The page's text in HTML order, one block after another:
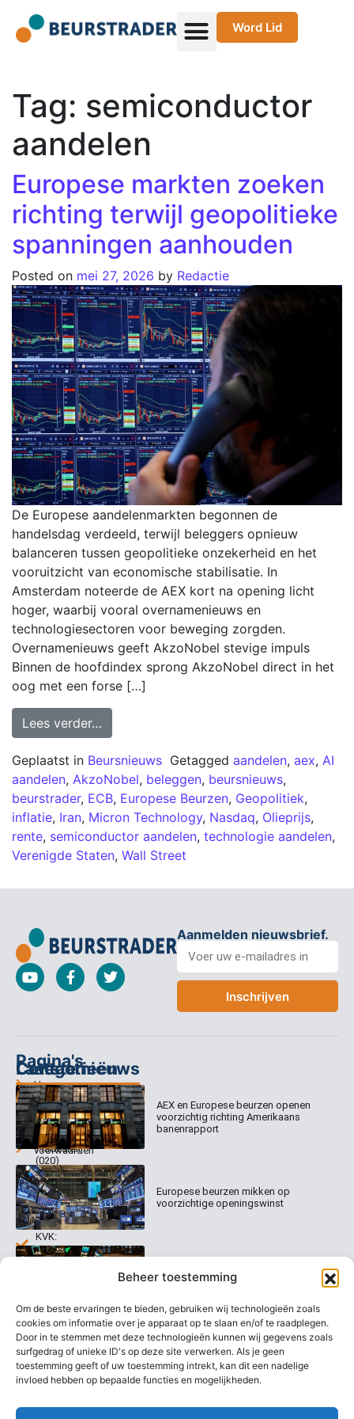
Beheer toestemming
Om de beste ervaringen te bieden, gebruiken wij technologieën zoals
cookies om informatie over je apparaat op te slaan en/of te raadplegen.
Door in te stemmen met deze technologieën kunnen wij gegevens zoals
surfgedrag of unieke ID's op deze site verwerken. Als je geen
toestemming geeft of uw toestemming intrekt, kan dit een nadelige
invloed hebben op bepaalde functies en mogelijkheden.
Word Lid
Tag: semiconductor
aandelen
Europese markten zoeken
richting terwijl geopolitieke
spanningen aanhouden
Posted on mei 27, 2026 by Redactie
De Europese aandelenmarkten begonnen de
handelsdag verdeeld, terwijl beleggers opnieuw
balanceren tussen geopolitieke onzekerheid en het
vooruitzicht van economische stabilisatie. In
Amsterdam noteerde de AEX kort na opening licht
hoger, waarbij vooral overnamenieuws en
technologiesectoren voor beweging zorgden.
Overnamenieuws geeft AkzoNobel stevige impuls
Binnen de hoofdindex sprong AkzoNobel direct in het
oog met een forse […]
Lees verder…
Geplaatst in Beursnieuws Getagged aandelen, aex, AI
aandelen, AkzoNobel, beleggen, beursnieuws,
beurstrader, ECB, Europese Beurzen, Geopolitiek,
inflatie, Iran, Micron Technology, Nasdaq, Olieprijs,
rente, semiconductor aandelen, technologie aandelen,
Verenigde Staten, Wall Street
Aanmelden nieuwsbrief.
Inschrijven
Pagina's
Home
Abonnementen
Dagcommentaar
Tradealert
Organisatie
Contact
Categorieën
Columns
Dagcommentaar
Algemene
voorwaarden
Disclaimer
Welk
abonnement
kiezen
Contact
Keizersgracht
520
1017 EK
Amsterdam
(020)
231
0020
info@beurstrader.nl
KVK:
99197022
Laatste nieuws
AEX en Europese beurzen openen
voorzichtig richting Amerikaans
banenrapport
Europese beurzen mikken op
voorzichtige openingswinst
Europese beurzen blijven dicht bij
recordstanden
AEX nadert opnieuw zijn hoogste
niveau ooit